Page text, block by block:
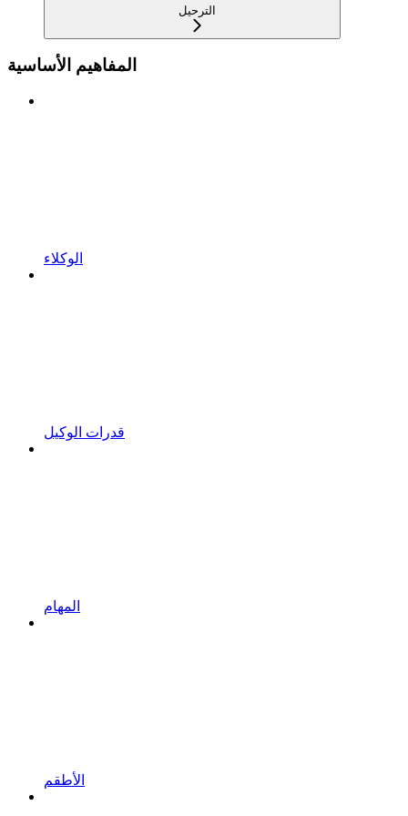
الترحيل
المفاهيم الأساسية
الوكلاء
قدرات الوكيل
المهام
الأطقم